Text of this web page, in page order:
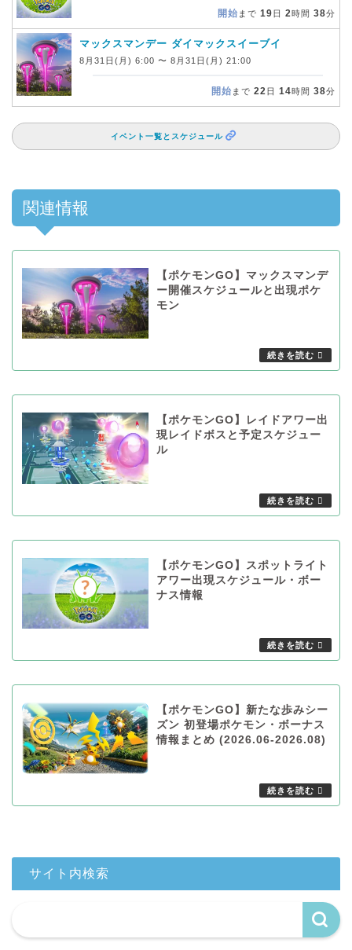
開始 まで 19日 2時間 38分
マックスマンデー ダイマックスイーブイ
8月31日(月) 6:00 〜 8月31日(月) 21:00
開始 まで 22 日 14時間 38分
イベント一覧とスケジュール
関連情報
【ポケモンGO】マックスマンデ
ー開催スケジュールと出現ポケ
モン
【ポケモンGO】レイドアワー出
現レイドボスと予定スケジュー
ル
【ポケモンGO】スポットライト
アワー出現スケジュール・ボー
ナス情報
【ポケモンGO】新たな歩みシー
ズン 初登場ポケモン・ボーナス
情報まとめ (2026.06-2026.08)
サイト内検索